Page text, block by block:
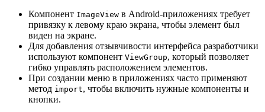
Компонент ImageView в Android-приложениях требует
привязку к левому краю экрана, чтобы элемент был
виден на экране.
Для добавления отзывчивости интерфейса разработчики
используют компонент ViewGroup, который позволяет
гибко управлять расположением элементов.
При создании меню в приложениях часто применяют
метод import, чтобы включить нужные компоненты и
кнопки.